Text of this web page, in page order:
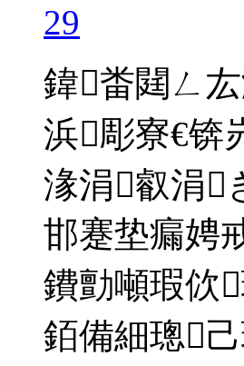
29
鍏畨閮ㄥ
浜彫寮€锛
湪涓叡涓
邯蹇垫瘺娉
鐨勯噸瑕佽
銆備細璁